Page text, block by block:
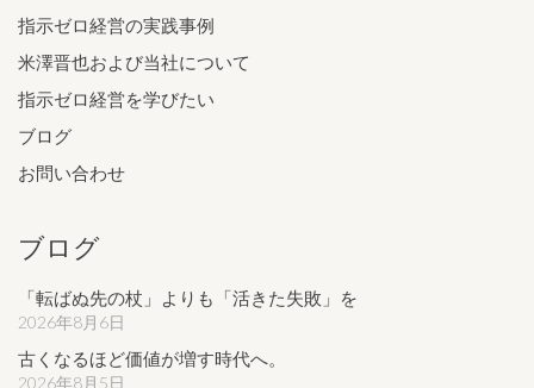
指示ゼロ経営の実践事例
米澤晋也および当社について
指示ゼロ経営を学びたい
ブログ
お問い合わせ
ブログ
「転ばぬ先の杖」よりも「活きた失敗」を
2026年8月6日
古くなるほど価値が増す時代へ。
2026年8月5日